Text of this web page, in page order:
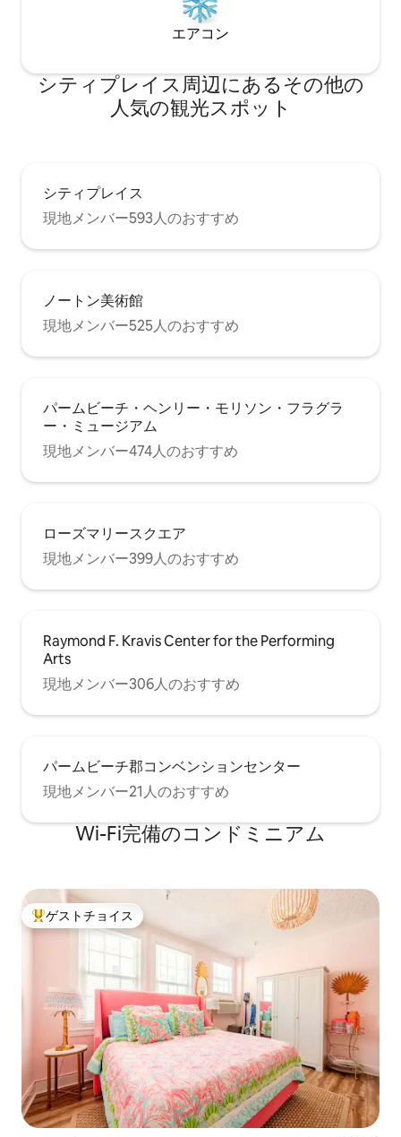
エアコン
シティプレイス⁠周⁠辺⁠に⁠あ⁠るそ⁠の⁠他⁠の
人⁠気⁠の観⁠光⁠ス⁠ポ⁠ッ⁠ト
シティプレイス
現地メンバー593人のおすすめ
ノートン美術館
現地メンバー525人のおすすめ
パームビーチ・ヘンリー・モリソン・フラグラ
ー・ミュージアム
現地メンバー474人のおすすめ
ローズマリースクエア
現地メンバー399人のおすすめ
Raymond F. Kravis Center for the Performing
Arts
現地メンバー306人のおすすめ
パームビーチ郡コンベンションセンター
現地メンバー21人のおすすめ
Wi-Fi完備のコンドミニアム
大好評のゲストチョイスです。
ゲストチョイス